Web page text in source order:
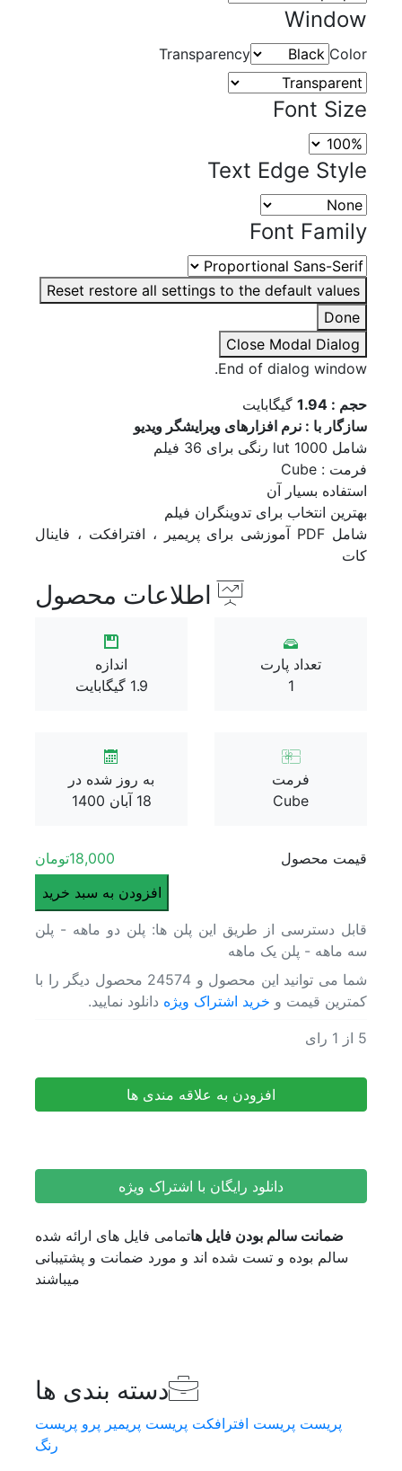
آموزش
ایلوستریتور
فتوشاپ
لیندا
یودیمی
سابستنس پینتر
مارولوس دیزاینر
بلندر
سوپر ویژه
بازگشت
پریست لایت روم
پریست داوینچی ریزالو
ترانزیشن پریمیر پرو
Window
Color
Transparency
Font Size
Text Edge Style
Font Family
Reset restore all settings to the default values
Done
Close Modal Dialog
End of dialog window.
حجم : 1.94
گیگابایت
سازگار با : نرم افزارهای ویرایشگر ویدیو
شامل lut 1000 رنگی برای 36 فیلم
فرمت : Cube
استفاده بسیار آن
بهترین انتخاب برای تدوینگران فیلم
شامل PDF آموزشی برای پریمیر ، افترافکت ، فاینال
کات
اطلاعات محصول
تعداد پارت
1
اندازه
1.9 گیگابایت
فرمت
Cube
به روز شده در
18 آبان 1400
قیمت محصول 18,000تومان
1000
عدد
افزودن به سبد خرید
قابل دسترسی از طریق این پلن ها: پلن دو ماهه - پلن
سه ماهه - پلن یک ماهه
شما می توانید این محصول و 24574 محصول دیگر را با
کمترین قیمت و خرید اشتراک ویژه دانلود نمایید.
دانلود 1000 پریست رنگ فیلم های سینمایی مطرح جهان
5 از 1 رای
افزودن به علاقه مندی ها
دانلود رایگان با اشتراک ویژه
ضمانت سالم بودن فایل هاتمامی فایل های ارائه شده
سالم بوده و تست شده اند و مورد ضمانت و پشتیبانی
میباشند
دسته بندی ها
پریست پریست افترافکت پریست پریمیر پرو پریست
رنگ